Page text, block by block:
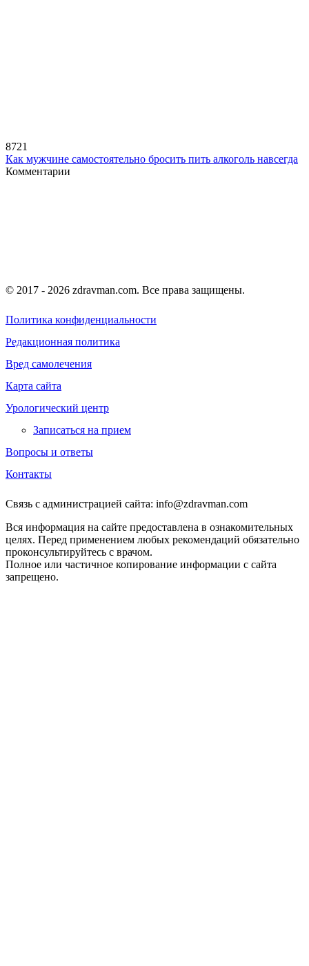
8721
Как мужчине самостоятельно бросить пить алкоголь навсегда
Комментарии
© 2017 - 2026 zdravman.com. Все права защищены.
Политика конфиденциальности
Редакционная политика
Вред самолечения
Карта сайта
Урологический центр
Записаться на прием
Вопросы и ответы
Контакты
Связь с администрацией сайта: info@zdravman.com
Вся информация на сайте предоставлена в ознакомительных
целях. Перед применением любых рекомендаций обязательно
проконсультируйтесь с врачом.
Полное или частичное копирование информации с сайта
запрещено.